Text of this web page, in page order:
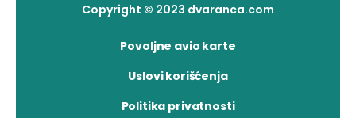
Copyright © 2023 dvaranca.com
Povoljne avio karte
Uslovi korišćenja
Politika privatnosti